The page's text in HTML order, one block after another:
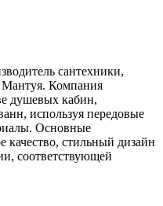
сантехники,
Мантуя. Компания
душевых кабин,
используя передовые
Основные
качество, стильный дизайн
соответствующей